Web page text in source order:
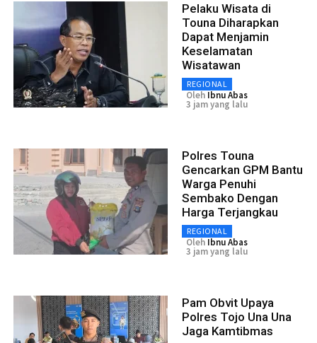
Pelaku Wisata di
Touna Diharapkan
Dapat Menjamin
Keselamatan
Wisatawan
REGIONAL
Oleh Ibnu Abas
3 jam yang lalu
Polres Touna
Gencarkan GPM Bantu
Warga Penuhi
Sembako Dengan
Harga Terjangkau
REGIONAL
Oleh Ibnu Abas
3 jam yang lalu
Pam Obvit Upaya
Polres Tojo Una Una
Jaga Kamtibmas